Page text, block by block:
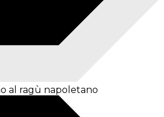
al ragù napoletano